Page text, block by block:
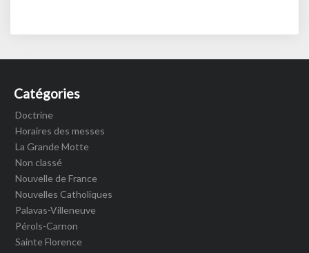
Catégories
Doctrine
Horaires des messes
La Grande Motte
Non classé
Nouvelle de France
Nouvelles Catholiques
Palavas-Villeneuve
Pérols-Carnon
Sainte Florence